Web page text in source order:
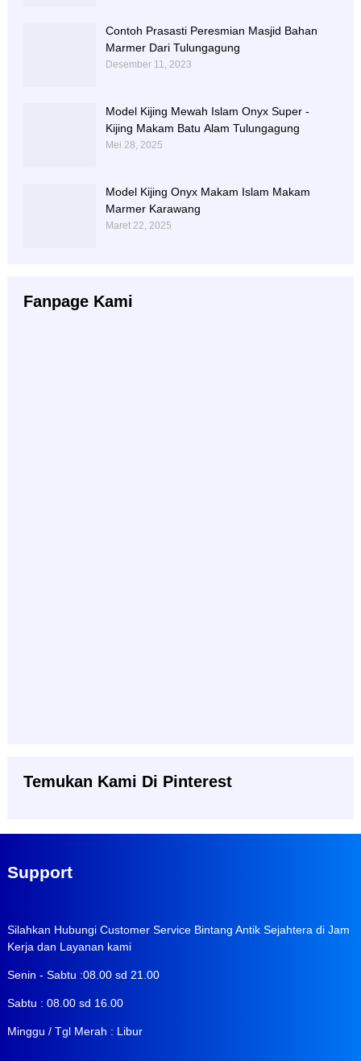
Contoh Prasasti Peresmian Masjid Bahan
Marmer Dari Tulungagung
Desember 11, 2023
Model Kijing Mewah Islam Onyx Super -
Kijing Makam Batu Alam Tulungagung
Mei 28, 2025
Model Kijing Onyx Makam Islam Makam
Marmer Karawang
Maret 22, 2025
Fanpage Kami
Temukan Kami Di Pinterest
Support
Silahkan Hubungi Customer Service Bintang Antik Sejahtera di Jam
Kerja dan Layanan kami
Senin - Sabtu :08.00 sd 21.00
Sabtu : 08.00 sd 16.00
Minggu / Tgl Merah : Libur